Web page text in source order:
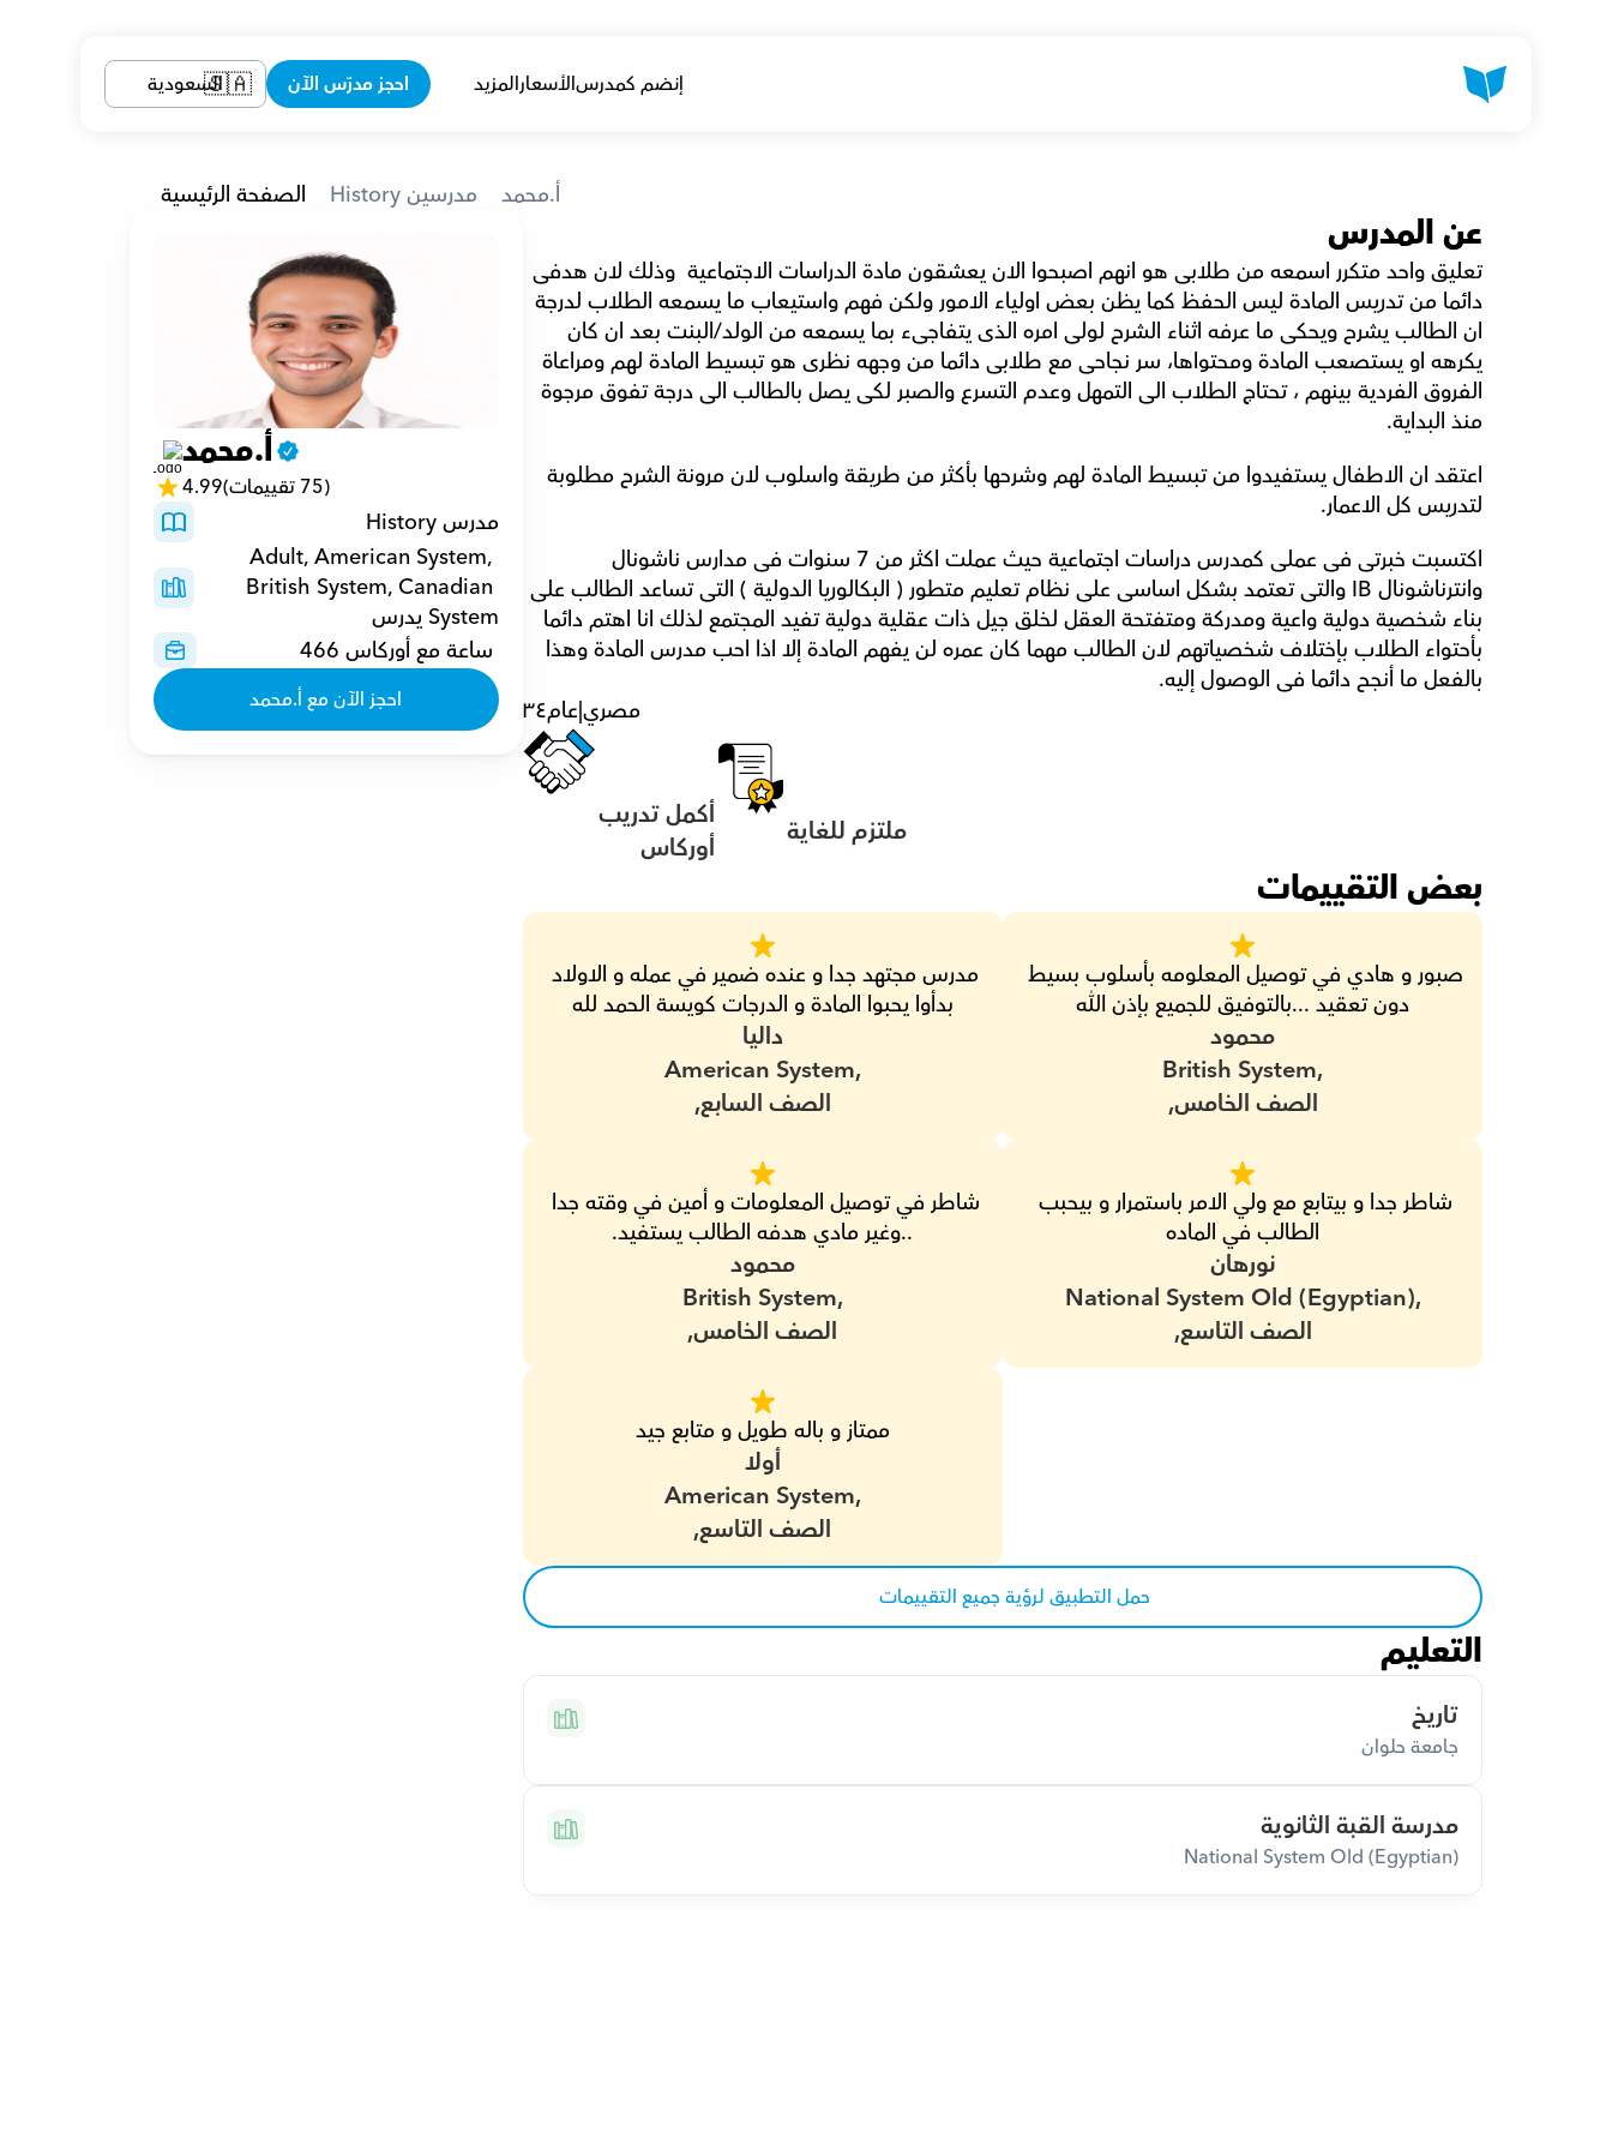
إنضم كمدرسالأسعارالمزيد احجز مدرّس الآن 🇸🇦السعودية
الصفحة الرئيسية History مدرسين أ.محمد
أ.محمد
4.99 (75 تقييمات)
مدرس History
Adult, American System,
British System, Canadian
System يدرس
احجز الآن مع أ.محمد
عن المدرس
تعليق واحد متكرر اسمعه من طلابى هو انهم اصبحوا الان يعشقون مادة الدراسات الاجتماعية  وذلك لان هدفى
دائما من تدريس المادة ليس الحفظ كما يظن بعض اولياء الامور ولكن فهم واستيعاب ما يسمعه الطلاب لدرجة
ان الطالب يشرح ويحكى ما عرفه اثناء الشرح لولى امره الذى يتفاجىء بما يسمعه من الولد/البنت بعد ان كان
يكرهه او يستصعب المادة ومحتواها، سر نجاحى مع طلابى دائما من وجهه نظرى هو تبسيط المادة لهم ومراعاة
الفروق الفردية بينهم ، تحتاج الطلاب الى التمهل وعدم التسرع والصبر لكى يصل بالطالب الى درجة تفوق مرجوة
منذ البداية.
اعتقد ان الاطفال يستفيدوا من تبسيط المادة لهم وشرحها بأكثر من طريقة واسلوب لان مرونة الشرح مطلوبة
لتدريس كل الاعمار.
اكتسبت خبرتى فى عملى كمدرس دراسات اجتماعية حيث عملت اكثر من 7 سنوات فى مدارس ناشونال
وانترناشونال IB والتى تعتمد بشكل اساسى على نظام تعليم متطور ( البكالوريا الدولية ) التى تساعد الطالب على
بالفعل ما أنجح دائما فى الوصول إليه.
٣٤عام|مصري
ملتزم للغاية
أوركاس
بعض التقييمات
مدرس مجتهد جدا و عنده ضمير في عمله و الاولاد
بدأوا يحبوا المادة و الدرجات كويسة الحمد لله
داليا
الصف السابع,
American System,
..وغير مادي هدفه الطالب يستفيد.
محمود
الصف الخامس,
British System,
ممتاز و باله طويل و متابع جيد
أولا
الصف التاسع,
American System,
صبور و هادي في توصيل المعلومه بأسلوب بسيط
دون تعقيد ...بالتوفيق للجميع بإذن الله
محمود
الصف الخامس,
British System,
شاطر جدا و بيتابع مع ولي الامر باستمرار و بيحبب
الطالب في الماده
نورهان
الصف التاسع,
National System Old (Egyptian),
حمل التطبيق لرؤية جميع التقييمات
التعليم
تاريخ
جامعة حلوان
مدرسة القبة الثانوية
National System Old (Egyptian)